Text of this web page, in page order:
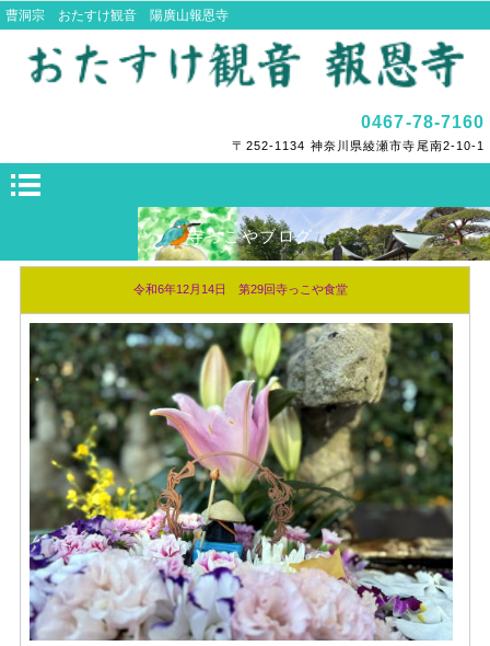
曹洞宗 おたすけ観音 陽廣山報恩寺
0467-78-7160
〒252-1134 神奈川県綾瀬市寺尾南2-10-1
寺っこやブログ
令和6年12月14日 第29回寺っこや食堂